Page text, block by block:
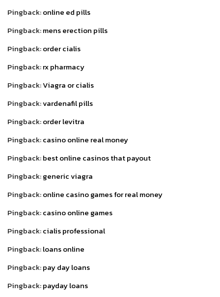
Pingback:online ed pills
Pingback:mens erection pills
Pingback:order cialis
Pingback:rx pharmacy
Pingback:Viagra or cialis
Pingback:vardenafil pills
Pingback:order levitra
Pingback:casino online real money
Pingback:best online casinos that payout
Pingback:generic viagra
Pingback:online casino games for real money
Pingback:casino online games
Pingback:cialis professional
Pingback:loans online
Pingback:pay day loans
Pingback:payday loans